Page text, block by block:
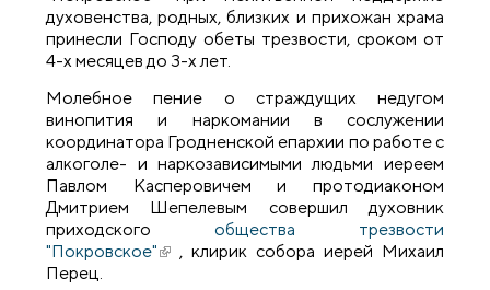
духовенства, родных, близких и прихожан храма
принесли Господу обеты трезвости, сроком от
4-х месяцев до 3-х лет.
Молебное пение о страждущих недугом
винопития и наркомании в сослужении
координатора Гродненской епархии по работе с
алкоголе- и наркозависимыми людьми иереем
Павлом Касперовичем и протодиаконом
Дмитрием Шепелевым совершил духовник
приходского общества трезвости
"Покровское"(внешняя ссылка)
, клирик собора иерей Михаил
Перец.